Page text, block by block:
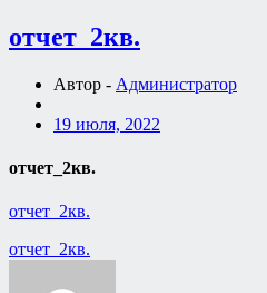
отчет_2кв.
Автор - Администратор
19 июля, 2022
отчет_2кв.
отчет_2кв.
Навигация
отчет_2кв.